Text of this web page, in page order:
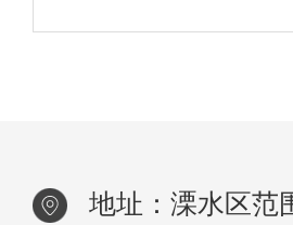
质，详情去当地车管所
地址：溧水区范